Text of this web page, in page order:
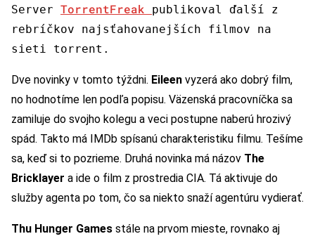
Server TorrentFreak
publikoval ďalší z
rebríčkov najsťahovanejších filmov na
sieti torrent.
Dve novinky v tomto týždni. Eileen vyzerá ako dobrý film,
no hodnotíme len podľa popisu. Väzenská pracovníčka sa
zamiluje do svojho kolegu a veci postupne naberú hrozivý
spád. Takto má IMDb spísanú charakteristiku filmu. Tešíme
sa, keď si to pozrieme. Druhá novinka má názov The
Bricklayer a ide o film z prostredia CIA. Tá aktivuje do
služby agenta po tom, čo sa niekto snaží agentúru vydierať.
Thu Hunger Games stále na prvom mieste, rovnako aj